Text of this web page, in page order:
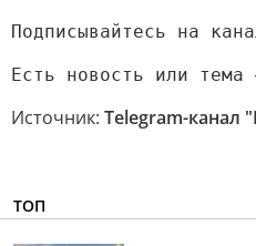
Подписывайтесь на
Есть новость или тема
Источник: Telegram-канал
ТОП